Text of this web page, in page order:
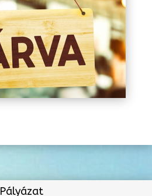
Pályázat